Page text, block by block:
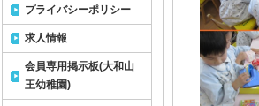
プライバシーポリシー
求人情報
会員専用掲示板(大和山
王幼稚園)